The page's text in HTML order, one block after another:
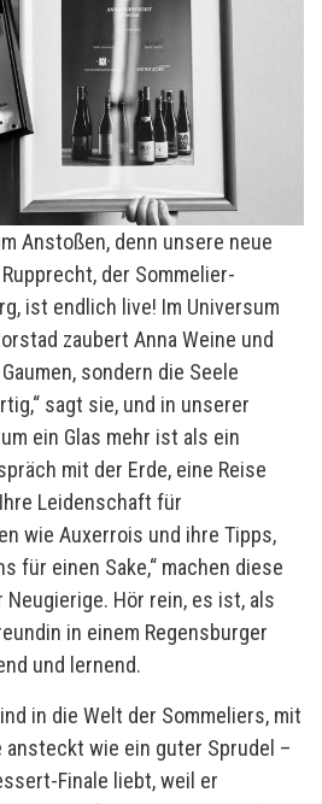
Anstoßen, denn unsere neue
der Sommelier-
ist endlich live! Im Universum
zaubert Anna Weine und
sondern die Seele
sagt sie, und in unserer
ein Glas mehr ist als ein
mit der Erde, eine Reise
Leidenschaft für
wie Auxerrois und ihre Tipps,
für einen Sake,“ machen diese
Neugierige. Hör rein, es ist, als
in einem Regensburger
und lernend.
in die Welt der Sommeliers, mit
ansteckt wie ein guter Sprudel –
Finale liebt, weil er